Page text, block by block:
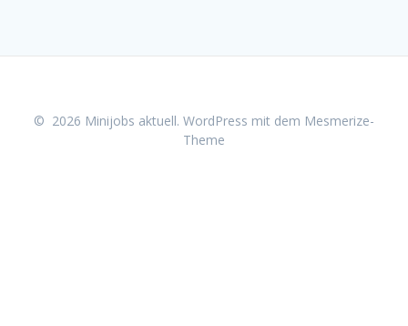
© 2026 Minijobs aktuell. WordPress mit dem Mesmerize-
Theme